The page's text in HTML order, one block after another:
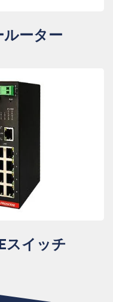
ーター
スイッチ